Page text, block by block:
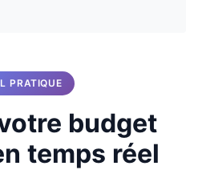
PRATIQUE
budget
temps réel